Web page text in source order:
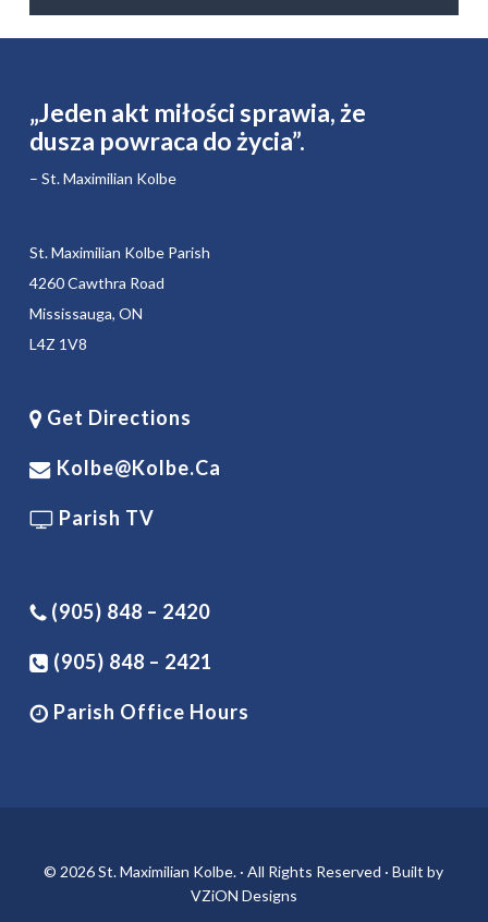
„Jeden akt miłości sprawia, że ​​
dusza powraca do życia”.
– St. Maximilian Kolbe
St. Maximilian Kolbe Parish
4260 Cawthra Road
Mississauga, ON
L4Z 1V8
Get Directions
Kolbe@kolbe.ca
Parish TV
(905) 848 – 2420
(905) 848 – 2421
Parish Office Hours
© 2026 St. Maximilian Kolbe. · All Rights Reserved · Built by
VZiON Designs